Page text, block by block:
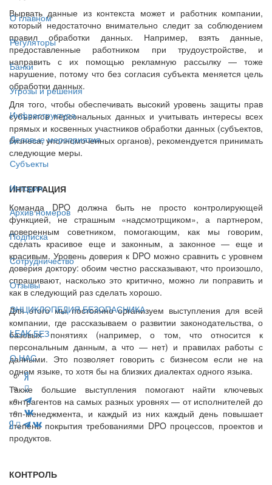
О главном
Регуляторы
Банки
Угрозы и решения
Инфраструктура
Деловые мероприятия
Субъекты
История
Архив номеров
Подписка
Сотрудничество
Отзывы
ЭНЦИКЛОПЕДИЯ БЕЗОПАСНИКА
LEAK-БЕЗ
О НАС
Вырвать данные из контекста может и работник компании,
который недостаточно внимательно следит за соблюдением
правил обработки данных. Например, взять данные,
предоставленные работником при трудоустройстве, и
направить с их помощью рекламную рассылку — тоже
нарушение, потому что без согласия субъекта меняется цель
обработки данных.
Для того, чтобы обеспечивать высокий уровень защиты прав
субъектов персональных данных и учитывать интересы всех
прямых и косвенных участников обработки данных (субъектов,
бизнеса, уполномоченных органов), рекомендуется принимать
следующие меры.
ИНТЕГРАЦИЯ
Команда DPO должна быть не просто контролирующей
функцией, не страшным «надсмотрщиком», а партнером,
доверенным советником, помогающим, как мы говорим,
сделать красивое еще и законным, а законное — еще и
красивым. Уровень доверия к DPO можно сравнить с уровнем
доверия доктору: обоим честно рассказывают, что произошло,
спрашивают, насколько это критично, можно ли поправить и
как в следующий раз сделать хорошо.
Для этого мы постоянно организуем выступления для всей
компании, где рассказываем о развитии законодательства, о
базовых понятиях (например, о том, что относится к
персональным данным, а что — нет) и правилах работы с
данными. Это позволяет говорить с бизнесом если не на
одном языке, то хотя бы на близких диалектах одного языка.
Также большие выступления помогают найти ключевых
контрагентов на самых разных уровнях — от исполнителей до
топ-менеджмента, и каждый из них каждый день повышает
степень покрытия требованиями DPO процессов, проектов и
продуктов.
КОНТРОЛЬ